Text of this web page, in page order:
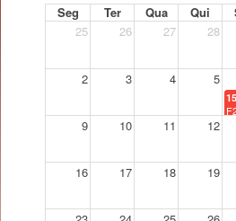
Seg Ter Qua Qui
25
26 27 28
2 3 4 5
9 10 11 12
16 17 18 19